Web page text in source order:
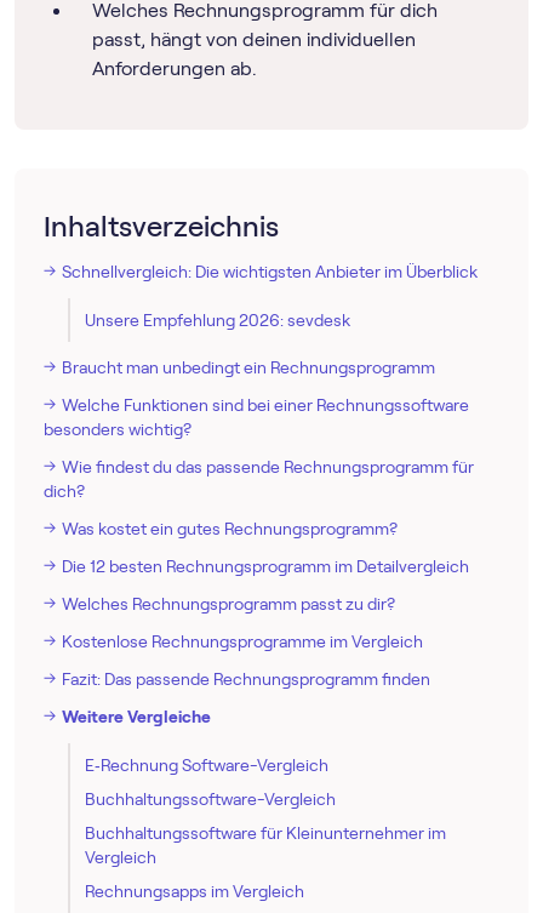
Welches Rechnungs­programm für dich
passt, hängt von deinen individuellen
Anforderungen ab.
Inhaltsverzeichnis
Schnellvergleich: Die wichtigsten Anbieter im Überblick
Unsere Empfehlung 2026: sevdesk
Braucht man unbedingt ein Rechnungs­programm
Welche Funktionen sind bei einer Rechnungssoftware
besonders wichtig?
Wie findest du das passende Rechnungs­programm für
dich?
Was kostet ein gutes Rechnungs­programm?
Die 12 besten Rechnungs­programm im Detailvergleich
Welches Rechnungs­programm passt zu dir?
Kostenlose Rechnungs­programme im Vergleich
Fazit: Das passende Rechnungs­programm finden
Weitere Vergleiche
E‑Rechnung Software-Vergleich
Buch­haltungs­software-Vergleich
Buch­haltungs­software für Kleinunternehmer im
Vergleich
Rechnungsapps im Vergleich